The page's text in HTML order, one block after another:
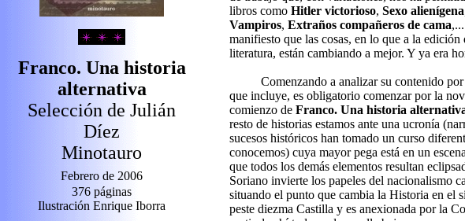
Franco. Una historia
alternativa
Selección de Julián
Díez
Minotauro
Febrero de 2006
376 páginas
Ilustración Enrique Iborra
libros como Hitler victorioso, Sexo alienígena
Vampiros, Extraños compañeros de cama
manifiesto que las cosas, en lo que a la edición
literatura, están cambiando a mejor. Y ya era
Comenzando a analizar su contenido
que incluye, es obligatorio comenzar por la
comienzo de Franco. Una historia
resto de historias estamos ante una ucronía
sucesos históricos han tomado un curso
conocemos) cuya mayor pega está en un
que todos los demás elementos resultan
Soriano invierte los papeles del nacionalismo
situando el punto que cambia la Historia en el
peste diezma Castilla y es anexionada por la